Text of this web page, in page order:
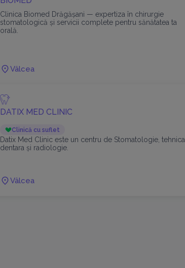
Clinica Biomed Drăgășani — expertiza în chirurgie
stomatologică și servicii complete pentru sănătatea ta
orală.
Vâlcea
DATIX MED CLINIC
Clinică cu suflet
Datix Med Clinic este un centru de Stomatologie, tehnica
dentara și radiologie.
Vâlcea